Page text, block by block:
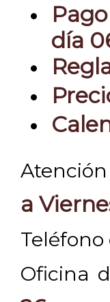
día
a
Oficina